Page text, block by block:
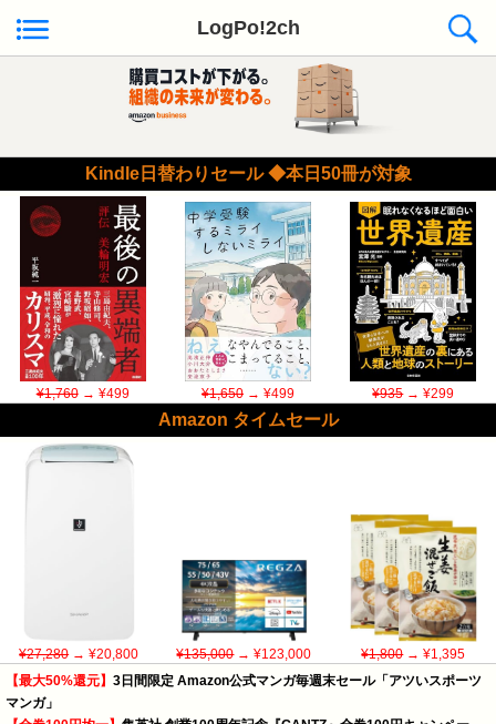
LogPo!2ch
Kindle日替わりセール ◆本日50冊が対象
¥1,760→ ¥499 ¥1,650→ ¥499 ¥935→ ¥299
Amazon タイムセール
¥27,280→ ¥20,800 ¥135,000→ ¥123,000 ¥1,800→ ¥1,395
【最大50%還元】 3日間限定 Amazon公式マンガ毎週末セール「アツいスポーツ
マンガ」